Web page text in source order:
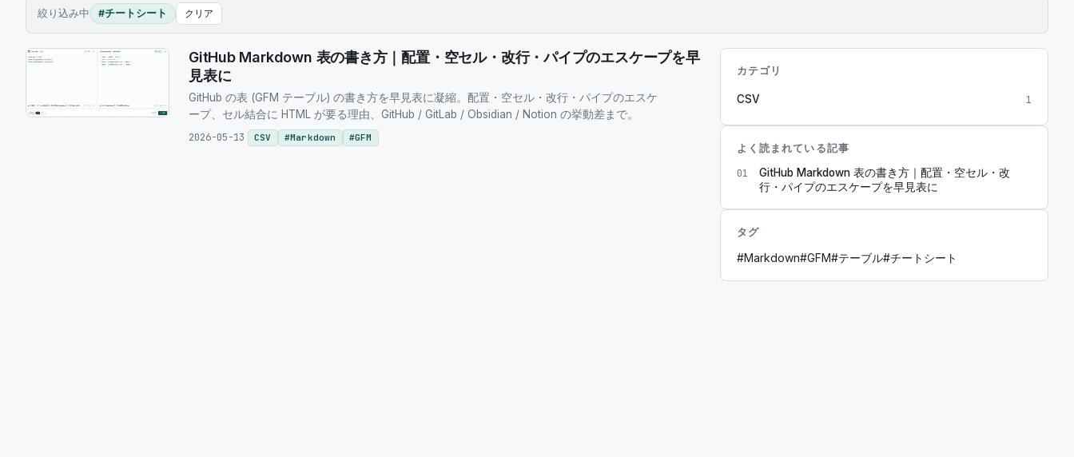
絞り込み中 #チートシート クリア
GitHub Markdown 表の書き方｜配置・空セル・改行・パイプのエスケープを早
見表に
GitHub の表 (GFM テーブル) の書き方を早見表に凝縮。配置・空セル・改行・パイプのエスケ
ープ、セル結合に HTML が要る理由、GitHub / GitLab / Obsidian / Notion の挙動差まで。
2026-05-13
CSV #Markdown #GFM
カテゴリ
CSV 1
よく読まれている記事
01
GitHub Markdown 表の書き方｜配置・空セル・改
行・パイプのエスケープを早見表に
タグ
#Markdown#GFM#テーブル#チートシート